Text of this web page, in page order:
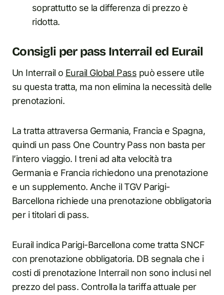
soprattutto se la differenza di prezzo è
ridotta.
Consigli per pass Interrail ed Eurail
Un Interrail o Eurail Global Pass può essere utile
su questa tratta, ma non elimina la necessità delle
prenotazioni.
La tratta attraversa Germania, Francia e Spagna,
quindi un pass One Country Pass non basta per
l’intero viaggio. I treni ad alta velocità tra
Germania e Francia richiedono una prenotazione
e un supplemento. Anche il TGV Parigi-
Barcellona richiede una prenotazione obbligatoria
per i titolari di pass.
Eurail indica Parigi-Barcellona come tratta SNCF
con prenotazione obbligatoria. DB segnala che i
costi di prenotazione Interrail non sono inclusi nel
prezzo del pass. Controlla la tariffa attuale per